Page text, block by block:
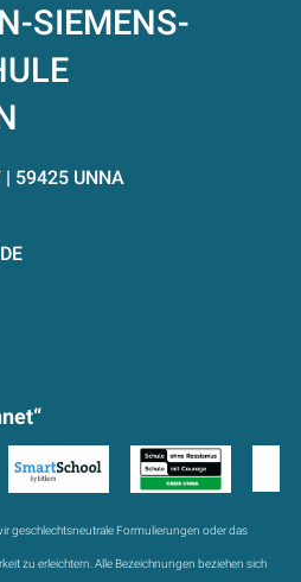
SIEMENS-
| 59425 UNNA
geschlechtsneutrale Formulierungen oder das
zu erleichtern. Alle Bezeichnungen beziehen sich